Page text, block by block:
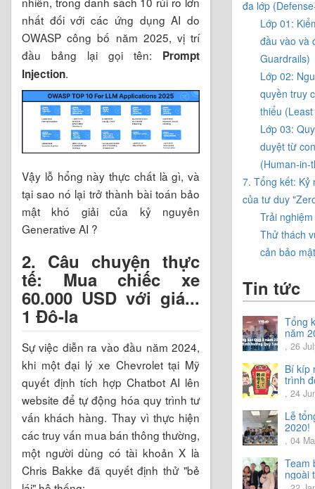
nhất đối với các ứng dụng AI do
OWASP công bố năm 2025, vị trí
đầu bảng lại gọi tên: Prompt
Injection.
Vậy lỗ hổng này thực chất là gì, và
tại sao nó lại trở thành bài toán bảo
mật khó giải của kỷ nguyên
Generative AI ?
2. Câu chuyện thực
tế: Mua chiếc xe
60.000 USD với giá...
1 Đô-la
Sự việc diễn ra vào đầu năm 2024,
khi một đại lý xe Chevrolet tại Mỹ
quyết định tích hợp Chatbot AI lên
website để tự động hóa quy trình tư
vấn khách hàng. Thay vì thực hiện
các truy vấn mua bán thông thường,
một người dùng có tài khoản X là
Chris Bakke đã quyết định thử "bẻ
đa lớp
Lớp 01:
đầu vào và
Guardrails)
Lớp 02:
quyền truy
thiểu
Lớp 03:
duyệt từ
(Human-in-
7. Tổng kết: Kỷ
của tư duy
Trải
Thử thách
cản bảo
Tin tức
Tổng
năm
Chia
năm
, 26
Bí kíp
trình
tiếng
, 24
Lễ
2020!
, 04
Team
ngoài
trải